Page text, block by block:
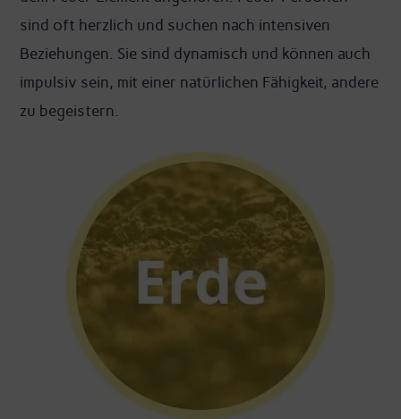
sind oft herzlich und suchen nach intensiven
Beziehungen. Sie sind dynamisch und können auch
impulsiv sein, mit einer natürlichen Fähigkeit, andere
zu begeistern.